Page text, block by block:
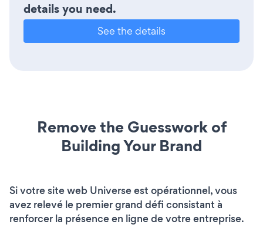
details you need.
See the details
Remove the Guesswork of
Building Your Brand
Si votre site web Universe est opérationnel, vous
avez relevé le premier grand défi consistant à
renforcer la présence en ligne de votre entreprise.